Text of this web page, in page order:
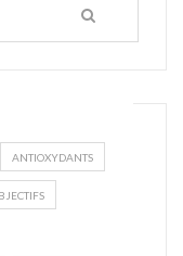
ANTIOXYDANTS